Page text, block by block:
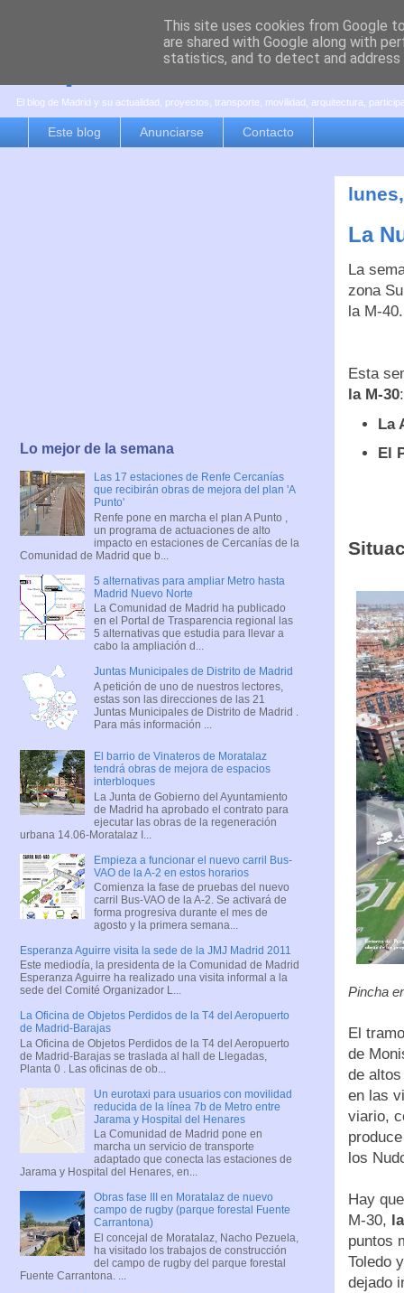
es por madrid
El blog de Madrid y su actualidad, proyectos, transporte, movilidad, arquitectura,
Este blog Anunciarse Contacto
La
La
zona
la M-40.
Esta
la M-30:
La
El
Pincha
El
de
de
en las
viario,
los
Hay
M-30,
puntos
Toledo
dejado
Lo mejor de la semana
Las 17 estaciones de Renfe Cercanías
que recibirán obras de mejora del plan 'A
Punto'
Renfe pone en marcha el plan A Punto ,
un programa de actuaciones de alto
impacto en estaciones de Cercanías de la
Comunidad de Madrid que b...
5 alternativas para ampliar Metro hasta
Madrid Nuevo Norte
La Comunidad de Madrid ha publicado
en el Portal de Trasparencia regional las
5 alternativas que estudia para llevar a
cabo la ampliación d...
Juntas Municipales de Distrito de Madrid
A petición de uno de nuestros lectores,
estas son las direcciones de las 21
Juntas Municipales de Distrito de Madrid .
Para más información ...
El barrio de Vinateros de Moratalaz
tendrá obras de mejora de espacios
interbloques
La Junta de Gobierno del Ayuntamiento
de Madrid ha aprobado el contrato para
ejecutar las obras de la regeneración
urbana 14.06-Moratalaz I...
Empieza a funcionar el nuevo carril Bus-
VAO de la A-2 en estos horarios
Comienza la fase de pruebas del nuevo
carril Bus-VAO de la A-2. Se activará de
forma progresiva durante el mes de
agosto y la primera semana...
Esperanza Aguirre visita la sede de la JMJ Madrid 2011
Este mediodía, la presidenta de la Comunidad de Madrid
Esperanza Aguirre ha realizado una visita informal a la
sede del Comité Organizador L...
La Oficina de Objetos Perdidos de la T4 del Aeropuerto
de Madrid-Barajas
La Oficina de Objetos Perdidos de la T4 del Aeropuerto
de Madrid-Barajas se traslada al hall de Llegadas,
Planta 0 . Las oficinas de ob...
Un eurotaxi para usuarios con movilidad
reducida de la línea 7b de Metro entre
Jarama y Hospital del Henares
La Comunidad de Madrid pone en
marcha un servicio de transporte
adaptado que conecta las estaciones de
Jarama y Hospital del Henares, en...
Obras fase III en Moratalaz de nuevo
campo de rugby (parque forestal Fuente
Carrantona)
El concejal de Moratalaz, Nacho Pezuela,
ha visitado los trabajos de construcción
del campo de rugby del parque forestal
Fuente Carrantona. ...
This site uses cookies from Google
are shared with Google along with
statistics, and to detect and address